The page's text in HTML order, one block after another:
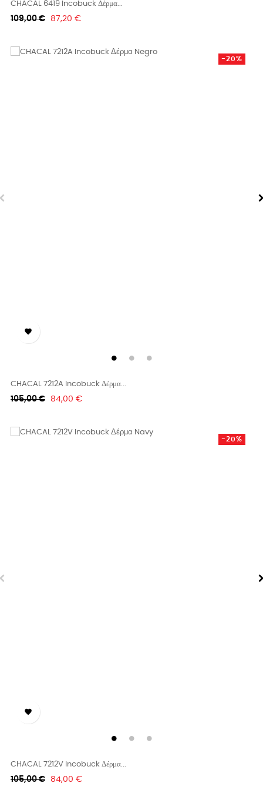
CHACAL 6419 Incobuck Δέρμα...
Κανονική
109,00 € Τιμή
87,20 €

CHACAL 7212A Incobuck Δέρμα...
Κανονική
105,00 €
-20%
Τιμή
84,00 €

CHACAL 7212V Incobuck Δέρμα...
Κανονική
105,00 €
-20%
Τιμή
84,00 €